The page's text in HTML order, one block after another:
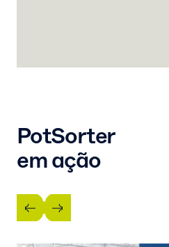
PotSorter
em ação